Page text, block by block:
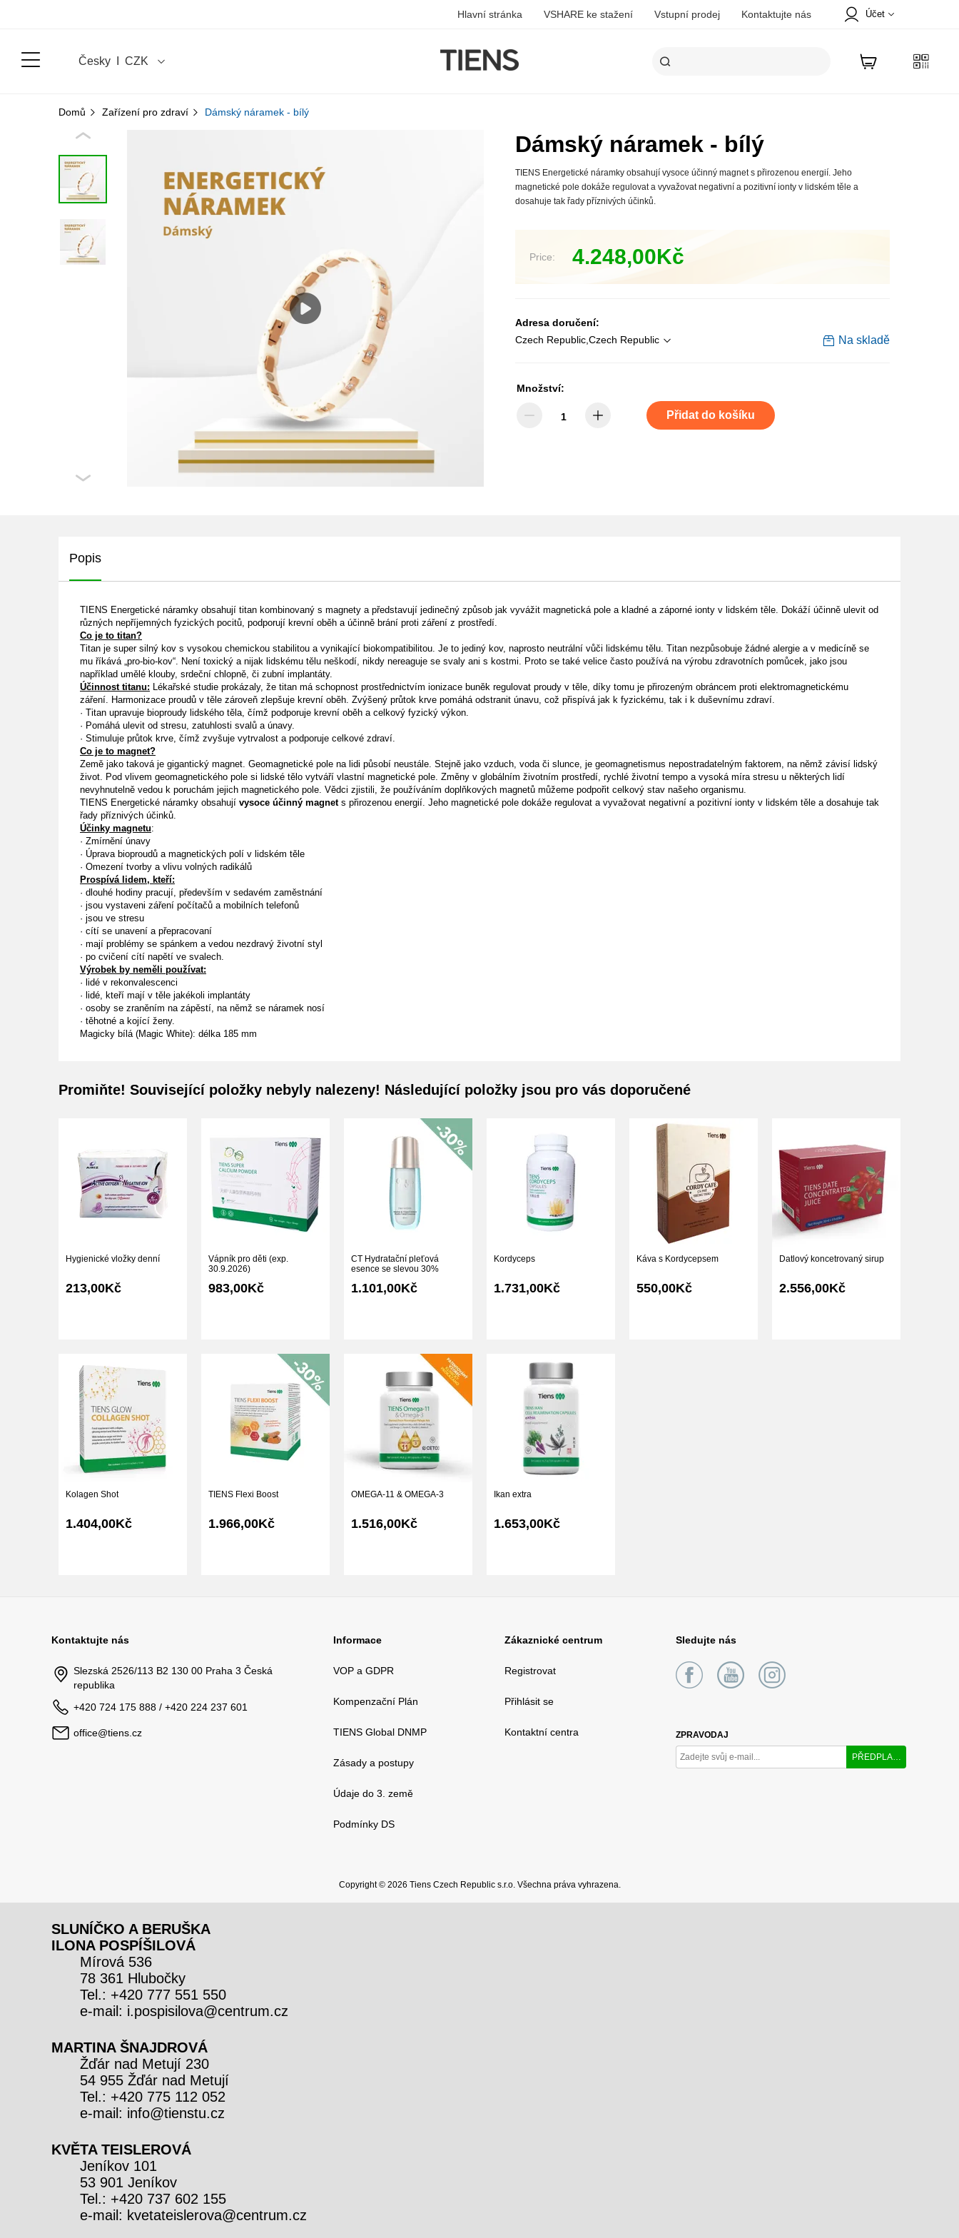
Hlavní stránka VSHARE ke stažení Vstupní prodej Kontaktujte nás Účet
Profil
Objednávka placená online
Adresa
Česky CZK
Domů Zařízení pro zdraví Dámský náramek - bílý
Dámský náramek - bílý
TIENS Energetické náramky obsahují vysoce účinný magnet s přirozenou energií. Jeho
magnetické pole dokáže regulovat a vyvažovat negativní a pozitivní ionty v lidském těle a
dosahuje tak řady příznivých účinků.
Price: 4.248,00Kč
Adresa doručení:
Czech Republic,Czech Republic
Na skladě
Množství:
Přidat do košíku
Popis
TIENS Energetické náramky obsahují titan kombinovaný s magnety a představují jedinečný způsob jak vyvážit magnetická pole a kladné a záporné ionty v lidském těle. Dokáží účinně ulevit od
různých nepříjemných fyzických pocitů, podporují krevní oběh a účinně brání proti záření z prostředí.
Co je to titan?
Titan je super silný kov s vysokou chemickou stabilitou a vynikající biokompatibilitou. Je to jediný kov, naprosto neutrální vůči lidskému tělu. Titan nezpůsobuje žádné alergie a v medicíně se
mu říkává „pro-bio-kov“. Není toxický a nijak lidskému tělu neškodí, nikdy nereaguje se svaly ani s kostmi. Proto se také velice často používá na výrobu zdravotních pomůcek, jako jsou
například umělé klouby, srdeční chlopně, či zubní implantáty.
Účinnost titanu: Lékařské studie prokázaly, že titan má schopnost prostřednictvím ionizace buněk regulovat proudy v těle, díky tomu je přirozeným obráncem proti elektromagnetickému
záření. Harmonizace proudů v těle zároveň zlepšuje krevní oběh. Zvýšený průtok krve pomáhá odstranit únavu, což přispívá jak k fyzickému, tak i k duševnímu zdraví.
· Titan upravuje bioproudy lidského těla, čímž podporuje krevní oběh a celkový fyzický výkon.
· Pomáhá ulevit od stresu, zatuhlosti svalů a únavy.
· Stimuluje průtok krve, čímž zvyšuje vytrvalost a podporuje celkové zdraví.
Co je to magnet?
Země jako taková je gigantický magnet. Geomagnetické pole na lidi působí neustále. Stejně jako vzduch, voda či slunce, je geomagnetismus nepostradatelným faktorem, na němž závisí lidský
život. Pod vlivem geomagnetického pole si lidské tělo vytváří vlastní magnetické pole. Změny v globálním životním prostředí, rychlé životní tempo a vysoká míra stresu u některých lidí
nevyhnutelně vedou k poruchám jejich magnetického pole. Vědci zjistili, že používáním doplňkových magnetů můžeme podpořit celkový stav našeho organismu.
TIENS Energetické náramky obsahují vysoce účinný magnets přirozenou energií. Jeho magnetické pole dokáže regulovat a vyvažovat negativní a pozitivní ionty v lidském těle a dosahuje tak
řady příznivých účinků.
Účinky magnetu:
· Zmírnění únavy
· Úprava bioproudů a magnetických polí v lidském těle
· Omezení tvorby a vlivu volných radikálů
Prospívá lidem, kteří:
· dlouhé hodiny pracují, především v sedavém zaměstnání
· jsou vystaveni záření počítačů a mobilních telefonů
· jsou ve stresu
· cítí se unavení a přepracovaní
· mají problémy se spánkem a vedou nezdravý životní styl
· po cvičení cítí napětí ve svalech.
Výrobek by neměli používat:
· lidé v rekonvalescenci
· lidé, kteří mají v těle jakékoli implantáty
· osoby se zraněním na zápěstí, na němž se náramek nosí
· těhotné a kojící ženy.
Magicky bílá (Magic White): délka 185 mm
Promiňte! Související položky nebyly nalezeny! Následující položky jsou pro vás doporučené
Hygienické vložky denní
213,00Kč
Vápník pro děti (exp.
30.9.2026)
983,00Kč
CT Hydratační pleťová
esence se slevou 30%
1.101,00Kč
Kordyceps
1.731,00Kč
Káva s Kordycepsem
550,00Kč
Datlový koncetrovaný sirup
2.556,00Kč
Kolagen Shot
1.404,00Kč
TIENS Flexi Boost
1.966,00Kč
OMEGA-11 & OMEGA-3
1.516,00Kč
Ikan extra
1.653,00Kč
Kontaktujte nás
Slezská 2526/113 B2 130 00 Praha 3 Česká
republika
+420 724 175 888 / +420 224 237 601
office@tiens.cz
Informace
VOP a GDPR
Kompenzační Plán
TIENS Global DNMP
Zásady a postupy
Údaje do 3. země
Podmínky DS
Zákaznické centrum
Registrovat
Přihlásit se
Kontaktní centra
Sledujte nás
ZPRAVODAJ
PŘEDPLATIT
Copyright © ️2026 Tiens Czech Republic s.r.o. Všechna práva vyhrazena.
SLUNÍČKO A BERUŠKA
ILONA POSPÍŠILOVÁ
Mírová 536
78 361 Hlubočky
Tel.: +420 777 551 550
e-mail: i.pospisilova@centrum.cz
MARTINA ŠNAJDROVÁ
Žďár nad Metují 230
54 955 Žďár nad Metují
Tel.: +420 775 112 052
e-mail: info@tienstu.cz
KVĚTA TEISLEROVÁ
Jeníkov 101
53 901 Jeníkov
Tel.: +420 737 602 155
e-mail: kvetateislerova@centrum.cz